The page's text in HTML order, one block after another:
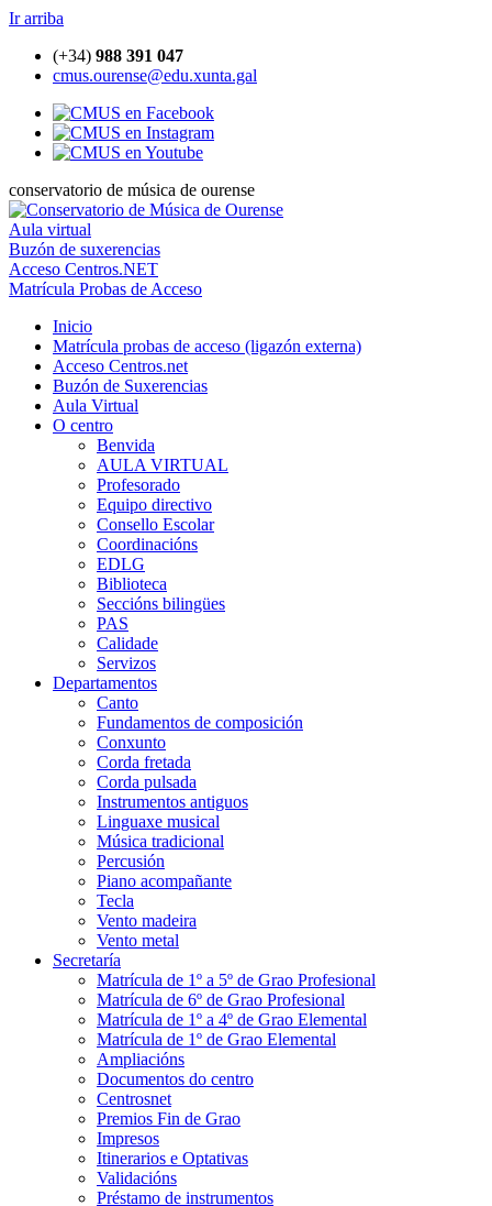
Ir arriba
(+34) 988 391 047
cmus.ourense@edu.xunta.gal
conservatorio de música de ourense
Aula virtual
Buzón de suxerencias
Acceso Centros.NET
Matrícula Probas de Acceso
Inicio
Matrícula probas de acceso (ligazón externa)
Acceso Centros.net
Buzón de Suxerencias
Aula Virtual
O centro
Benvida
AULA VIRTUAL
Profesorado
Equipo directivo
Consello Escolar
Coordinacións
EDLG
Biblioteca
Seccións bilingües
PAS
Calidade
Servizos
Departamentos
Canto
Fundamentos de composición
Conxunto
Corda fretada
Corda pulsada
Instrumentos antiguos
Linguaxe musical
Música tradicional
Percusión
Piano acompañante
Tecla
Vento madeira
Vento metal
Secretaría
Matrícula de 1º a 5º de Grao Profesional
Matrícula de 6º de Grao Profesional
Matrícula de 1º a 4º de Grao Elemental
Matrícula de 1º de Grao Elemental
Ampliacións
Documentos do centro
Centrosnet
Premios Fin de Grao
Impresos
Itinerarios e Optativas
Validacións
Préstamo de instrumentos